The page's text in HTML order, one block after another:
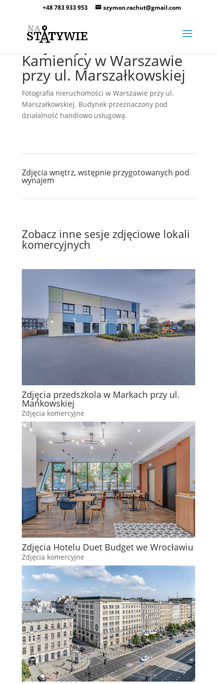
+48 783 933 953 szymon.rachut@gmail.com
Sesja zdjęciowa
Kamienicy w Warszawie
przy ul. Marszałkowskiej
Fotografia nieruchomości w Warszawie przy ul.
Marszałkowskiej. Budynek przeznaczony pod
działalność handlowo usługową.
Zdjęcia wnętrz, wstępnie przygotowanych pod
wynajem
Zobacz inne sesje zdjęciowe lokali
komercyjnych
Zdjęcia przedszkola w Markach przy ul.
Mańkowskiej
Zdjęcia komercyjne
Zdjęcia Hotelu Duet Budget we Wrocławiu
Zdjęcia komercyjne